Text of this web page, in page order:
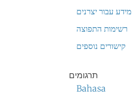
מידע עבור יצרנים
רשימות התפוצה
קישורים נוספים
תרגומים
Bahasa